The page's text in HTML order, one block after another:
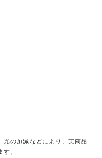
光の加減などにより、実商品
。